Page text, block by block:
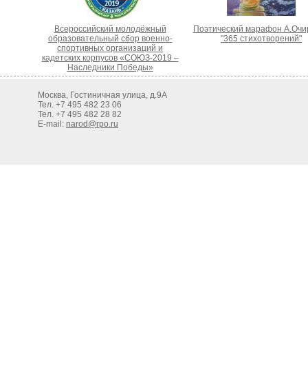
Всероссийский молодёжный
образовательный сбор военно-
спортивных организаций и
кадетских корпусов «СОЮЗ-2019 –
Наследники Победы»
Поэтический марафон
"365 стихотворений"
Москва, Гостиничная улица, д.9А
Тел. +7 495 482 23 06
Тел. +7 495 482 28 82
E-mail: narod@rpo.ru